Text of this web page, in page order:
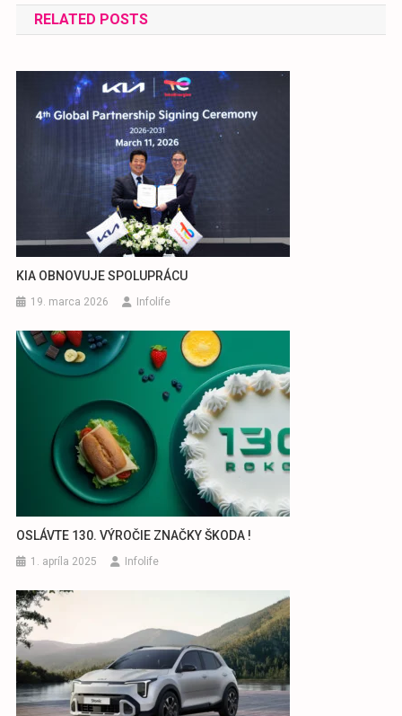
článku
RELATED POSTS
KIA OBNOVUJE SPOLUPRÁCU
19. marca 2026 Infolife
OSLÁVTE 130. VÝROČIE ZNAČKY ŠKODA !
1. apríla 2025 Infolife